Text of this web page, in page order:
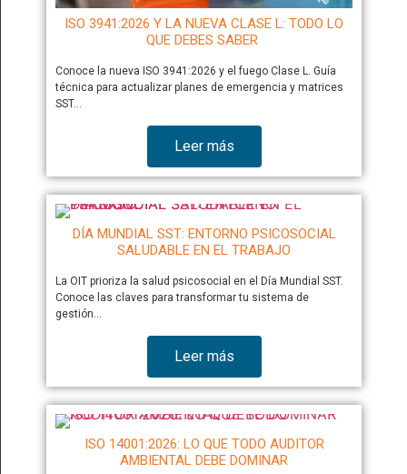
ISO 3941:2026 Y LA NUEVA CLASE L: TODO LO
QUE DEBES SABER
Conoce la nueva ISO 3941:2026 y el fuego Clase L. Guía
técnica para actualizar planes de emergencia y matrices
SST…
Leer más
DÍA MUNDIAL SST: ENTORNO PSICOSOCIAL
SALUDABLE EN EL TRABAJO
La OIT prioriza la salud psicosocial en el Día Mundial SST.
Conoce las claves para transformar tu sistema de
gestión…
Leer más
ISO 14001:2026: LO QUE TODO AUDITOR
AMBIENTAL DEBE DOMINAR